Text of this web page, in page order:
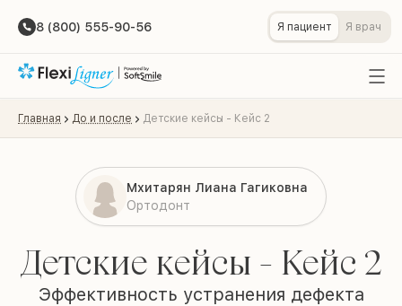
8 (800) 555-90-56 Я пациент Я врач
Главная До и после Детские кейсы - Кейс 2
Мхитарян Лиана Гагиковна
Ортодонт
Детские кейсы - Кейс 2
Эффективность устранения дефекта